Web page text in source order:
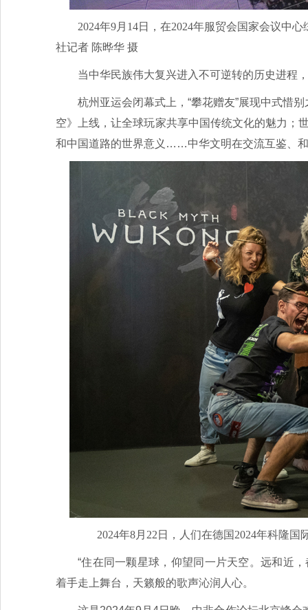
2024年9月14日，在2024年服贸会国家会议中
社记者 陈晔华 摄
当中华民族伟大复兴进入不可逆转的历史进程
杭州亚运会闭幕式上，“攀花赠友”展现中式惜
空》上线，让全球玩家共享中国传统文化的魅力；
和中国道路的世界意义……中华文明在交流互鉴、
2024年8月22日，人们在德国2024年科隆
“住在同一颗星球，仰望同一片天空。远和近
着手走上舞台，天籁般的歌声沁润人心。